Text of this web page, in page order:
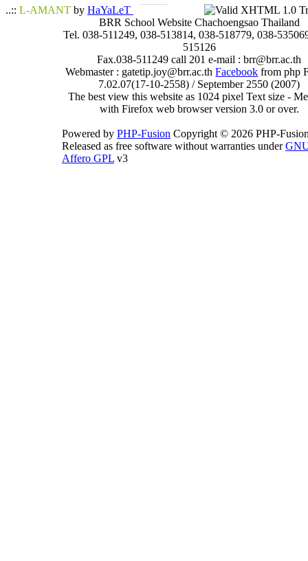
..:: L-AMANT by HaYaLeT
BRR School Website Chachoengsao Thailand
Tel. 038-511249, 038-513814, 038-518779, 038-
515126
Fax.038-511249 call 201 e-mail : brr@brr.ac.th
Webmaster : gatetip.joy@brr.ac.thFacebook from php
7.02.07(17-10-2558) / September 2550 (2007)
The best view this website as 1024 pixel Text size -
with Firefox web browser version 3.0 or over.
Powered by PHP-Fusion Copyright © 2026 PHP-
Released as free software without warranties under
Affero GPL v3